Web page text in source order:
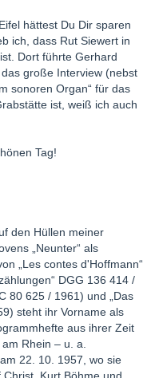
hättest Du Dir sparen
ich, dass Rut Siewert in
Dort führte Gerhard
große Interview (nebst
sonoren Organ“ für das
ist, weiß ich auch
Tag!
den Hüllen meiner
„Neunter“ als
„Les contes d'Hoffmann“
DGG 136 414 /
80 625 / 1961) und „Das
steht ihr Vorname als
aus ihrer Zeit
Rhein – u. a.
22. 10. 1957, wo sie
Kurt Böhme und